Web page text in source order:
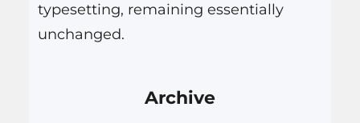
typesetting, remaining essentially
unchanged.
Archive